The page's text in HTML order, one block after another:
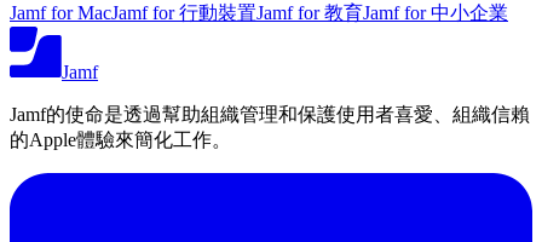
Jamf for MacJamf for 行動裝置Jamf for 教育Jamf for 中小企業
Jamf
Jamf的使命是透過幫助組織管理和保護使用者喜愛、組織信賴
的Apple體驗來簡化工作。